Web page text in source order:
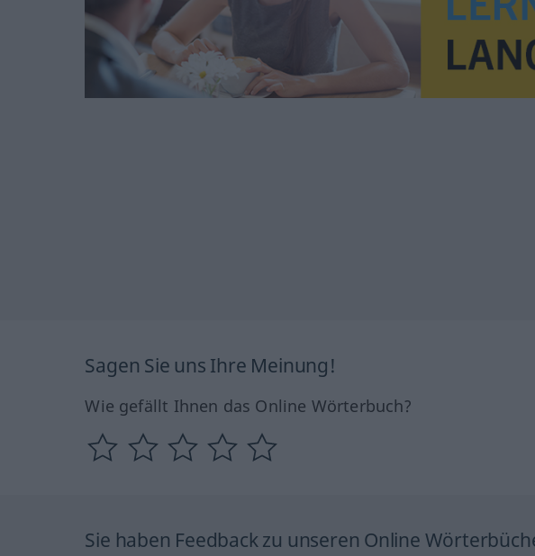
Sagen Sie uns Ihre Meinung!
Wie gefällt Ihnen das Online Wörterbuch?
Sie haben Feedback zu unseren Online